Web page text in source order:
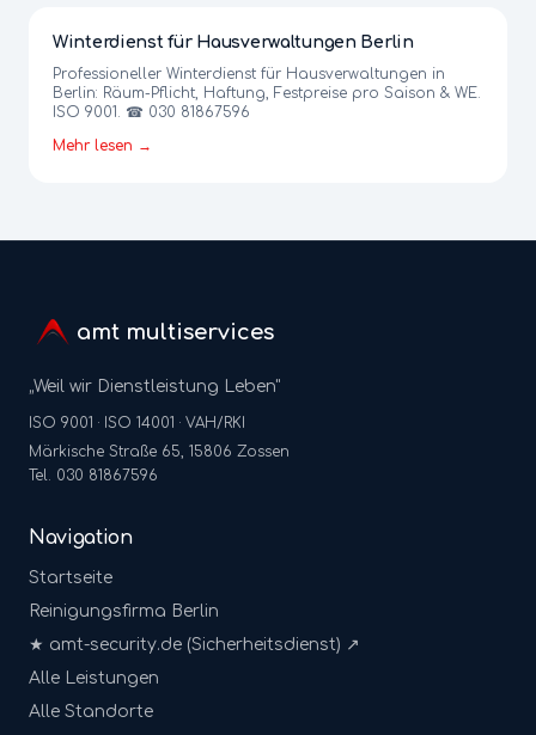
Winterdienst für Hausverwaltungen Berlin
Professioneller Winterdienst für Hausverwaltungen in
Berlin: Räum-Pflicht, Haftung, Festpreise pro Saison & WE.
ISO 9001. ☎ 030 81867596
Mehr lesen →
amt multiservices
„Weil wir Dienstleistung Leben"
ISO 9001 · ISO 14001 · VAH/RKI
Märkische Straße 65, 15806 Zossen
Tel. 030 81867596
Navigation
Startseite
Reinigungsfirma Berlin
★ amt-security.de (Sicherheitsdienst) ↗
Alle Leistungen
Alle Standorte